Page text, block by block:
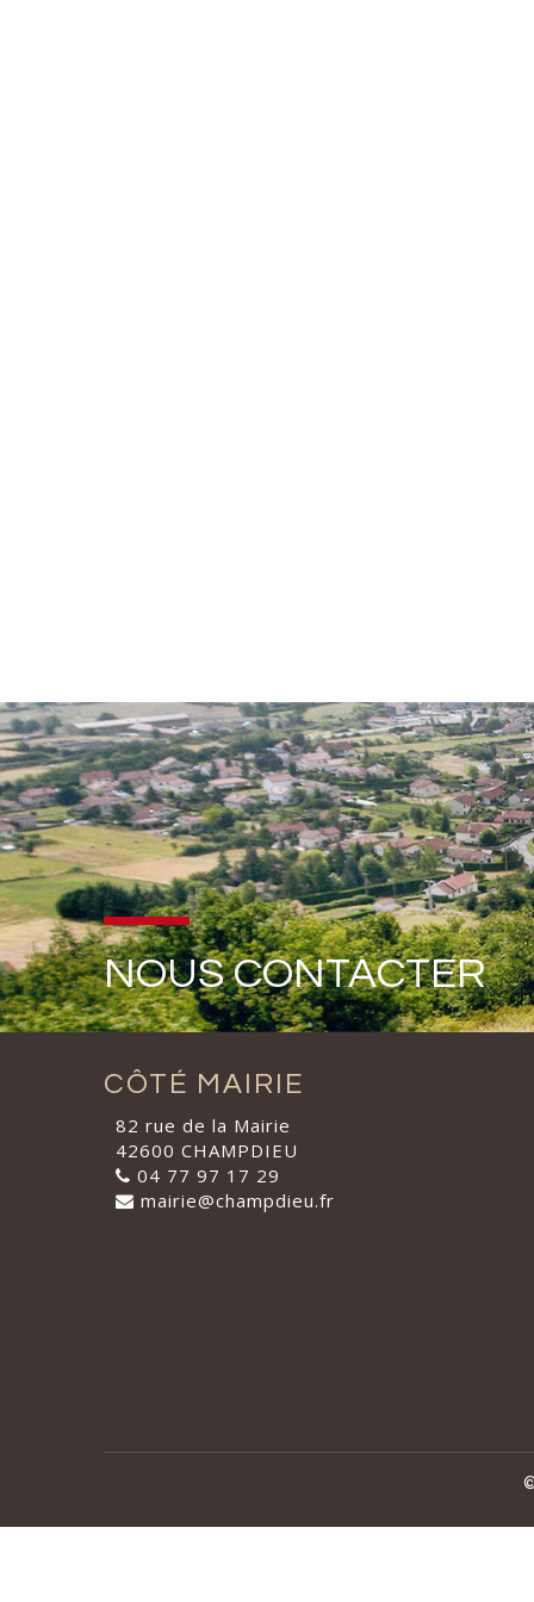
NOUS CONTACTER
CÔTÉ MAIRIE
82 rue de la Mairie
42600 CHAMPDIEU
04 77 97 17 29
mairie@champdieu.fr